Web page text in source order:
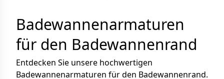
Badewannenarmaturen
für den Badewannenrand
Entdecken Sie unsere hochwertigen
Badewannenarmaturen für den Badewannenrand.